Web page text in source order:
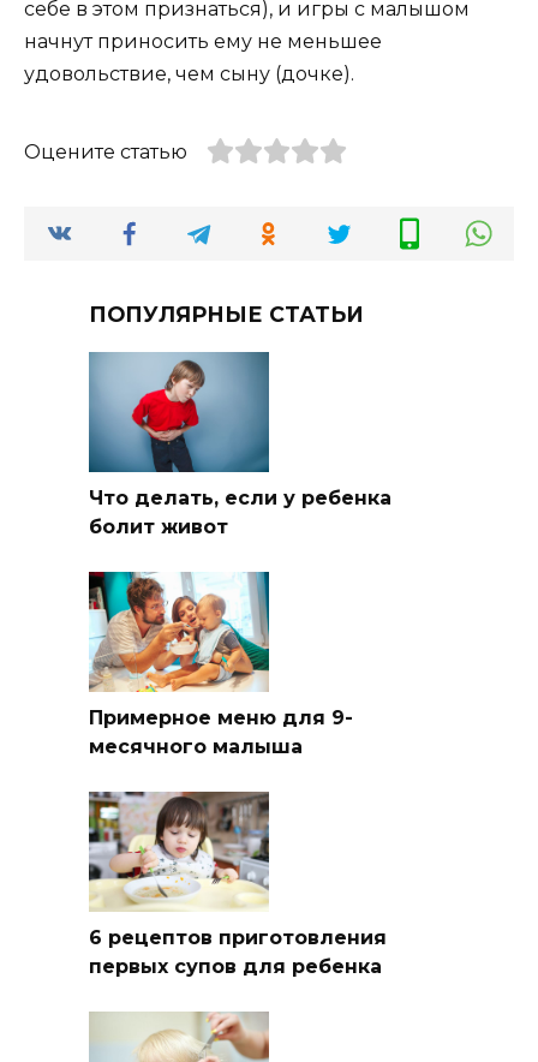
себе в этом признаться), и игры с малышом
начнут приносить ему не меньшее
удовольствие, чем сыну (дочке).
Оцените статью
ПОПУЛЯРНЫЕ СТАТЬИ
Что делать, если у ребенка
болит живот
Примерное меню для 9-
месячного малыша
6 рецептов приготовления
первых супов для ребенка